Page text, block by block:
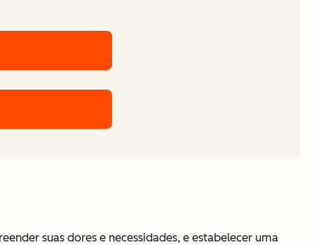
suas dores e necessidades, e estabelecer uma